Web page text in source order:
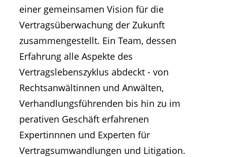
einer gemeinsamen Vision für die
Vertragsüberwachung der Zukunft
zusammengestellt. Ein Team, dessen
Erfahrung alle Aspekte des
Vertragslebenszyklus abdeckt - von
Rechtsanwältinnen und Anwälten,
Verhandlungsführenden bis hin zu im
perativen Geschäft erfahrenen
Expertinnnen und Experten für
Vertragsumwandlungen und Litigation.